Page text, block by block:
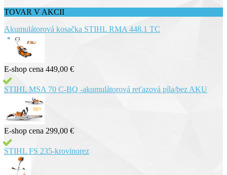
TOVAR V AKCII
Akumulátorová kosačka STIHL RMA 448.1 TC
E-shop cena 449,00 €
STIHL MSA 70 C-BQ -akumulátorová reťazová píla/bez AKU
E-shop cena 299,00 €
STIHL FS 235-krovinorez